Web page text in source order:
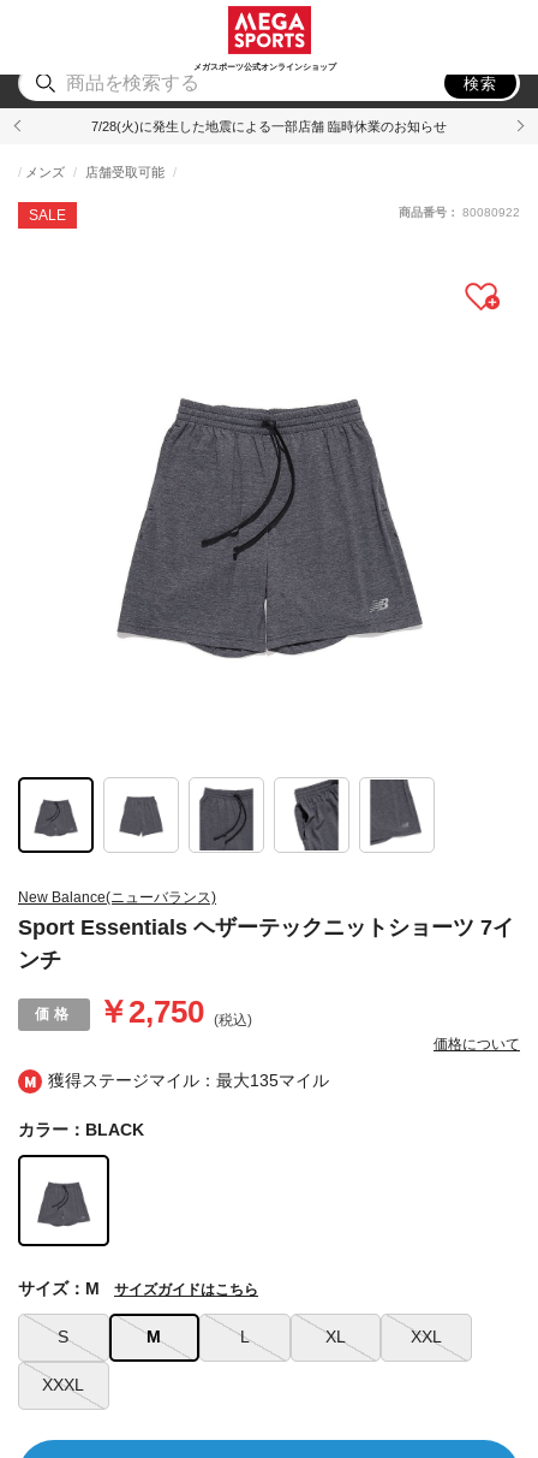
メガスポーツ公式オンラインショップ
アウトドア
検索
7/28(火)に発生した地震による一部店舗 臨時休業のお知らせ
獲得ステージマイル：最大135マイル
New Balance(ニューバランス)
Sport Essentials ヘザーテックニットショーツ 7イ
ンチ
SALE
メンズ 店舗受取可能
￥2,750 (税込)
価格について
商品番号： 80080922
カラー：BLACK
S M L XL XXL
XXXL
サイズ：M サイズガイドはこちら